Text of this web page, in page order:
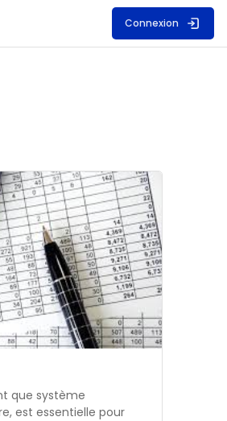
Connexion
que système
est essentielle pour